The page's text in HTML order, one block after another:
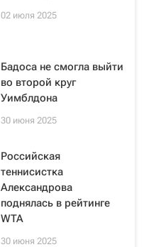
02 июля 2025
Бадоса не смогла выйти
во второй круг
Уимблдона
30 июня 2025
Российская
теннисистка
Александрова
поднялась в рейтинге
WTA
30 июня 2025